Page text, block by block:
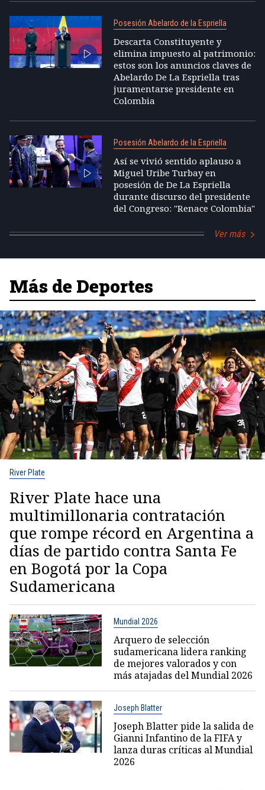
Posesión Abelardo de la Espriella
Descarta Constituyente y
elimina impuesto al patrimonio:
estos son los anuncios claves de
Abelardo De La Espriella tras
juramentarse presidente en
Colombia
Posesión Abelardo de la Espriella
Así se vivió sentido aplauso a
Miguel Uribe Turbay en
posesión de De La Espriella
durante discurso del presidente
del Congreso: "Renace Colombia"
Ver más
Más de Deportes
River Plate
River Plate hace una
multimillonaria contratación
que rompe récord en Argentina a
días de partido contra Santa Fe
en Bogotá por la Copa
Sudamericana
Mundial 2026
Arquero de selección
sudamericana lidera ranking
de mejores valorados y con
más atajadas del Mundial 2026
Joseph Blatter
Joseph Blatter pide la salida de
Gianni Infantino de la FIFA y
lanza duras críticas al Mundial
2026